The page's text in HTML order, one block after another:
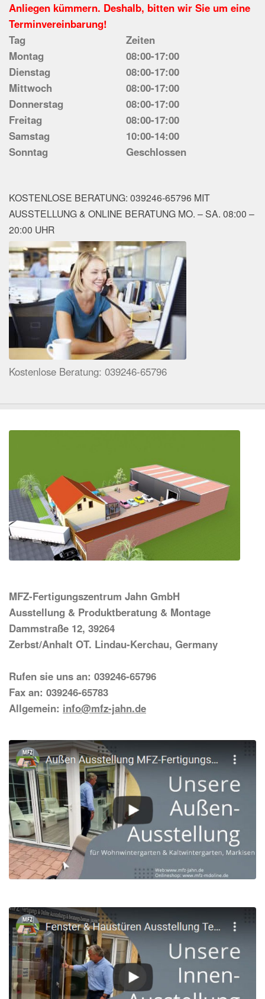
Anliegen kümmern. Deshalb, bitten wir Sie um eine
Terminvereinbarung!
Tag
Zeiten
Montag
08:00-17:00
Dienstag
08:00-17:00
Mittwoch
08:00-17:00
Donnerstag
08:00-17:00
Freitag
08:00-17:00
Samstag
10:00-14:00
Sonntag
Geschlossen
KOSTENLOSE BERATUNG: 039246-65796 MIT
AUSSTELLUNG & ONLINE BERATUNG MO. – SA. 08:00 –
20:00 UHR
Kostenlose Beratung: 039246-65796
MFZ-Fertigungszentrum Jahn GmbH
Ausstellung & Produktberatung & Montage
Dammstraße 12, 39264
Zerbst/Anhalt OT. Lindau-Kerchau, Germany
Rufen sie uns an: 039246-65796
Fax an: 039246-65783
Allgemein: info@mfz-jahn.de